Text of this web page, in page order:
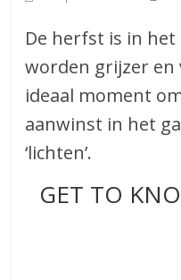
De herfst is in het
worden grijzer en
ideaal moment
aanwinst in het
‘lichten’.
GET TO